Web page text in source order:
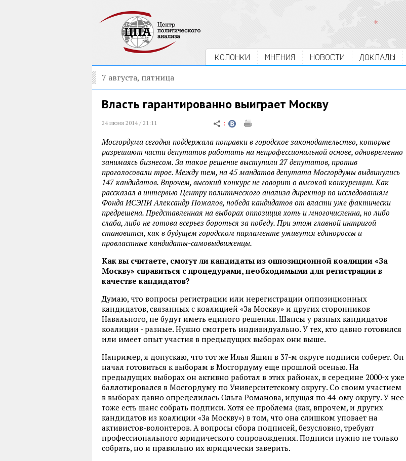
КОЛОНКИ МНЕНИЯ НОВОСТИ ДОКЛАДЫ
7 августа, пятница
Власть гарантированно выиграет Москву
24 июня 2014 / 21:11
Мосгордума сегодня поддержала поправки в городское законодательство, которые
разрешают части депутатов работать на непрофессиональной основе, одновременно
занимаясь бизнесом. За такое решение выступили 27 депутатов, против
проголосовали трое. Между тем, на 45 мандатов депутата Мосгордумы выдвинулись
147 кандидатов. Впрочем, высокий конкурс не говорит о высокой конкуренции. Как
рассказал в интервью Центру политического анализа директор по исследованиям
Фонда ИСЭПИ Александр Пожалов, победа кандидатов от власти уже фактически
предрешена. Представленная на выборах оппозиция хоть и многочисленна, но либо
слаба, либо не готова всерьез бороться за победу. При этом главной интригой
становится, как в будущем городском парламенте уживутся единороссы и
провластные кандидаты-самовыдвиженцы.
Как вы считаете, смогут ли кандидаты из оппозиционной коалиции «За
Москву» справиться с процедурами, необходимыми для регистрации в
качестве кандидатов?
Думаю, что вопросы регистрации или нерегистрации оппозиционных
кандидатов, связанных с коалицией «За Москву» и других сторонников
Навального, не будут иметь единого решения. Шансы у разных кандидатов
коалиции - разные. Нужно смотреть индивидуально. У тех, кто давно готовился
или имеет опыт участия в предыдущих выборах они выше.
Например, я допускаю, что тот же Илья Яшин в 37-м округе подписи соберет. Он
начал готовиться к выборам в Мосгордуму еще прошлой осенью. На
предыдущих выборах он активно работал в этих районах, в середине 2000-х уже
баллотировался в Мосгордуму по Университетскому округу. Со своим участием
в выборах давно определилась Ольга Романова, идущая по 44-ому округу. У нее
тоже есть шанс собрать подписи. Хотя ее проблема (как, впрочем, и других
кандидатов из коалиции «За Москву») в том, что она слишком уповает на
активистов-волонтеров. А вопросы сбора подписей, безусловно, требуют
профессионального юридического сопровождения. Подписи нужно не только
собрать, но и правильно их юридически заверить.